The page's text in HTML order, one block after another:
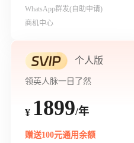
WhatsApp群发(自助申请)
商机中心
个人版
领英人脉一目了然
¥ 1899/年
赠送100元通用余额